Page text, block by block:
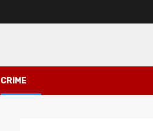
CRIME